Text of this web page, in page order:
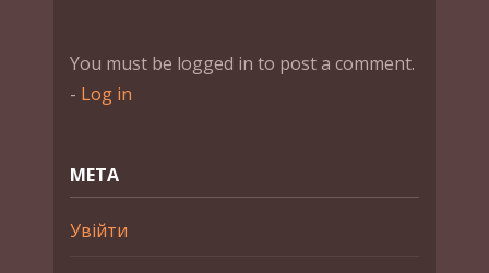
You must be logged in to post a comment.
- Log in
МЕТА
Увійти